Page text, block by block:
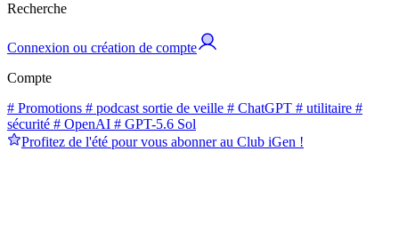
Recherche
Connexion ou création de compte
Compte
# Promotions # podcast sortie de veille # ChatGPT # utilitaire #
sécurité # OpenAI # GPT-5.6 Sol
Profitez de l'été pour vous abonner au Club iGen !